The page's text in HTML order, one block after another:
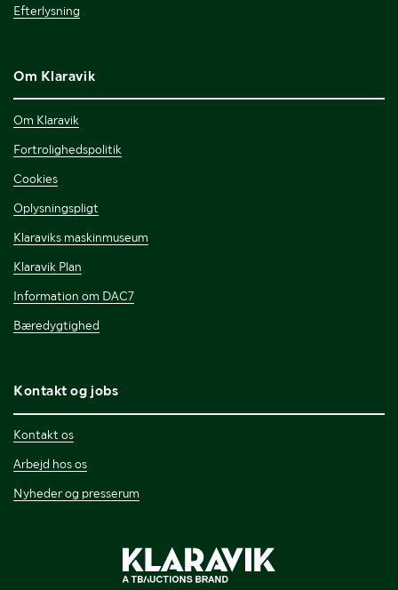
Efterlysning
Om Klaravik
Om Klaravik
Fortrolighedspolitik
Cookies
Oplysningspligt
Klaraviks maskinmuseum
Klaravik Plan
Information om DAC7
Bæredygtighed
Kontakt og jobs
Kontakt os
Arbejd hos os
Nyheder og presserum